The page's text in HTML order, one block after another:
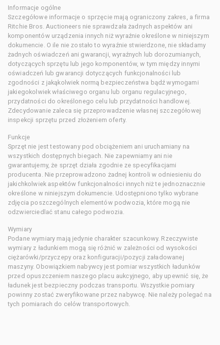
Informacje ogólne
Szczegółowe informacje o sprzęcie mają ograniczony zakres, a firma
Ritchie Bros. Auctioneers nie sprawdzała żadnych aspektów ani
komponentów urządzenia innych niż wyraźnie określone w niniejszym
dokumencie. O ile nie zostało to wyraźnie stwierdzone, nie składamy
żadnych oświadczeń ani gwarancji, wyraźnych lub dorozumianych,
dotyczących sprzętu lub jego komponentów, w tym między innymi
oświadczeń lub gwarancji dotyczących funkcjonalności lub
zgodności z jakąkolwiek normą bezpieczeństwa bądź wymogami
jakiegokolwiek właściwego organu lub organu regulacyjnego,
przydatności do określonego celu lub przydatności handlowej.
Zdecydowanie zaleca się przeprowadzenie własnej szczegółowej
inspekcji sprzętu przed złożeniem oferty.
Funkcje
Sprzęt nie jest testowany pod obciążeniem ani uruchamiany na
wszystkich dostępnych biegach. Nie zapewniamy ani nie
gwarantujemy, że sprzęt działa zgodnie ze specyfikacjami
producenta. Nie przeprowadzono żadnej kontroli w odniesieniu do
jakichkolwiek aspektów funkcjonalności innych niż te jednoznacznie
określone w niniejszym dokumencie. Udostępniono tylko wybrane
zdjęcia poszczególnych elementów podwozia, które mogą nie
odzwierciedlać stanu całego podwozia.
Wymiary
Podane wymiary mają jedynie charakter szacunkowy. Rzeczywiste
wymiary z ładunkiem mogą się różnić w zależności od wysokości
ciężarówki/przyczepy oraz konfiguracji/pozycji załadowanej
maszyny. Obowiązkiem nabywcy jest pomiar wszystkich ładunków
przed opuszczeniem naszego placu aukcyjnego, aby upewnić się, że
ładunek jest bezpieczny podczas transportu. Wszystkie pomiary
powinny zostać zweryfikowane przez nabywcę. Nie należy polegać na
tych pomiarach do celów transportowych.